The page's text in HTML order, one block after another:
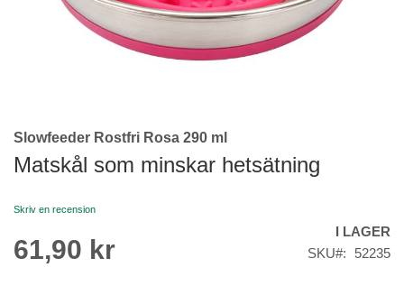
Skip
to
the
of
images
Slowfeeder Rostfri Rosa 290 ml
Matskål som minskar hetsätning
Skriv en recension
61,90 kr
I LAGER
SKU
52235